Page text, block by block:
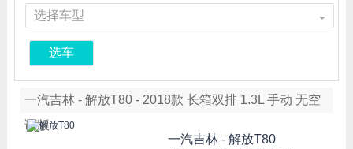
选择车型
选车
一汽吉林 - 解放T80 - 2018款 长箱双排 1.3L 手动 无空
调版
一汽吉林 - 解放T80